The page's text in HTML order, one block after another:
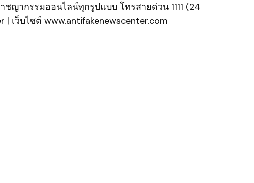
ญากรรมออนไลน์ทุกรูปแบบ โทรสายด่วน 1111 (24
| เว็บไซต์ www.antifakenewscenter.com